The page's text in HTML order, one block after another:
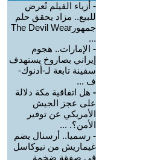
- أزياء الفيلم تُعرض
للبيع.. مزاد يحقق حلم
جمهورThe Devil Wear
...
- الإمارات.. هجوم
إيراني بصاروخ يستهدف
سفينة تابعة لـ-أدنوك-
ف ...
- هل اتفاقية مكة دلالة
على عجز الجيش
الأمريكي عن توفير
الأمن؟. ...
- رسميا.. أرسنال يضم
غيماريش من نيوكاسل
في صفقة ضخمة